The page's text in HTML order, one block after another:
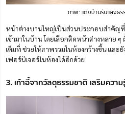
ภาพ: แต่งบ้านรับแสงธร
หน้าต่างบานใหญ่เป็นส่วนประกอบสำคัญที่
เข้ามาในบ้าน โดยเลือกติดหน้าต่างหลาย ๆ
เต็มที่ ช่วยให้ภาพรวมในห้องกว้างขึ้น และยั
เฟอร์นิเจอร์ในห้องได้อีกด้วย
3. เก้าอี้จากวัสดุธรรมชาติ เสริมควา